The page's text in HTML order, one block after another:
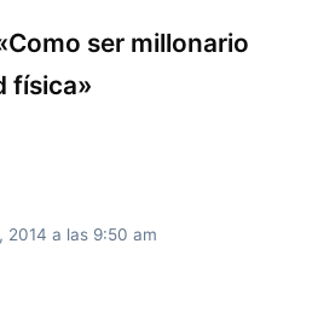
tir
ser millonario
física»
2014 a las 9:50 am